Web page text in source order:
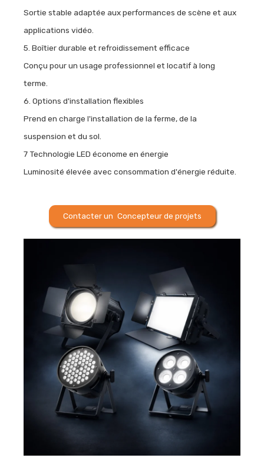
Sortie stable adaptée aux performances de scène et aux
applications vidéo.
5. Boîtier durable et refroidissement efficace
Conçu pour un usage professionnel et locatif à long
terme.
6. Options d'installation flexibles
Prend en charge l'installation de la ferme, de la
suspension et du sol.
7 Technologie LED économe en énergie
Luminosité élevée avec consommation d'énergie réduite.
Contacter un Concepteur de projets